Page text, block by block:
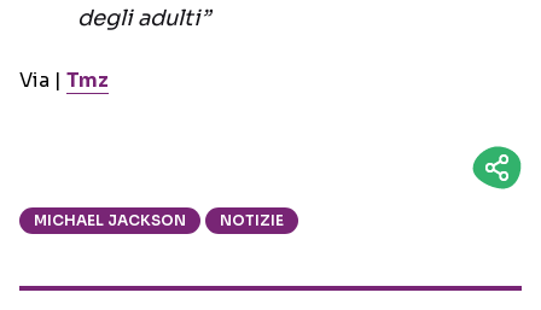
degli adulti”
Via | Tmz
MICHAEL JACKSON NOTIZIE